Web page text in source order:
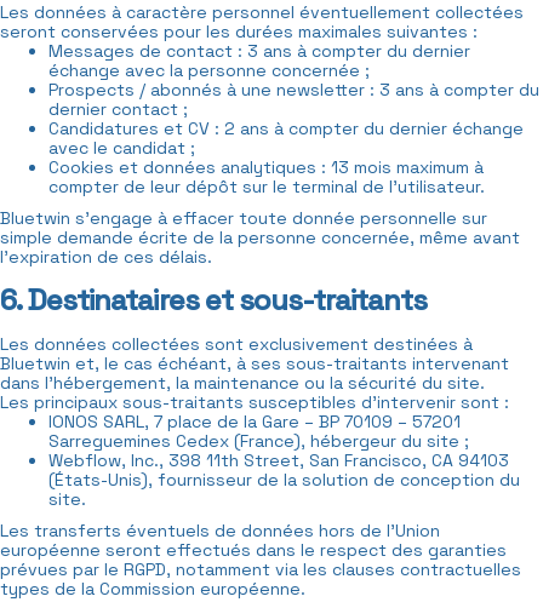
Les données à caractère personnel éventuellement collectées
seront conservées pour les durées maximales suivantes :
Messages de contact : 3 ans à compter du dernier
échange avec la personne concernée ;
Prospects / abonnés à une newsletter : 3 ans à compter du
dernier contact ;
Candidatures et CV : 2 ans à compter du dernier échange
avec le candidat ;
Cookies et données analytiques : 13 mois maximum à
compter de leur dépôt sur le terminal de l’utilisateur.
Bluetwin s’engage à effacer toute donnée personnelle sur
simple demande écrite de la personne concernée, même avant
l’expiration de ces délais.
6. Destinataires et sous-traitants
Les données collectées sont exclusivement destinées à
Bluetwin et, le cas échéant, à ses sous-traitants intervenant
dans l’hébergement, la maintenance ou la sécurité du site.
Les principaux sous-traitants susceptibles d’intervenir sont :
IONOS SARL, 7 place de la Gare – BP 70109 – 57201
Sarreguemines Cedex (France), hébergeur du site ;
Webflow, Inc., 398 11th Street, San Francisco, CA 94103
(États-Unis), fournisseur de la solution de conception du
site.
Les transferts éventuels de données hors de l’Union
européenne seront effectués dans le respect des garanties
prévues par le RGPD, notamment via les clauses contractuelles
types de la Commission européenne.